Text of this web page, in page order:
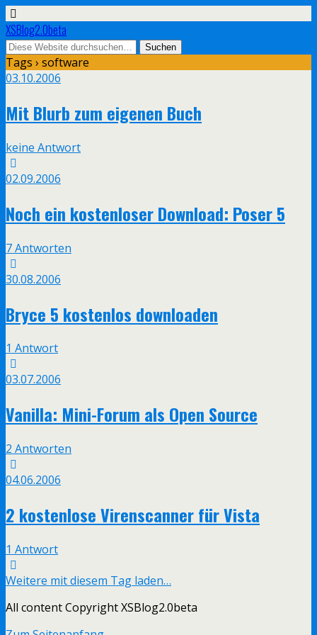
XSBlog2.0beta
Tags › software
03.10.2006
Mit Blurb zum eigenen Buch
keine Antwort
02.09.2006
Noch ein kostenloser Download: Poser 5
7 Antworten
30.08.2006
Bryce 5 kostenlos downloaden
1 Antwort
03.07.2006
Vanilla: Mini-Forum als Open Source
2 Antworten
04.06.2006
2 kostenlose Virenscanner für Vista
1 Antwort
Weitere mit diesem Tag laden…
All content Copyright XSBlog2.0beta